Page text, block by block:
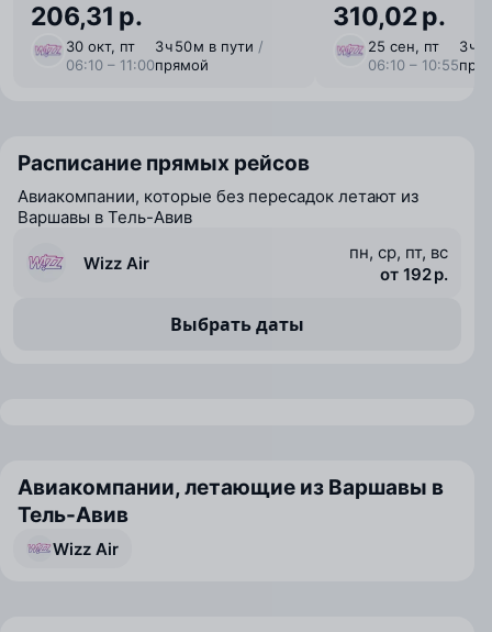
206,31 р.
30 окт, пт
06:10 – 11:00
3 ⁠ч 50 ⁠м в пути /
прямой
310,02 р.
25 сен, пт
06:10 – 10:55
3 ⁠ч
Расписание прямых рейсов
Авиакомпании, которые без пересадок летают из
Варшавы в Тель-Авив
Wizz Air
пн, ср, пт, вс
от 192 р.
Выбрать даты
Авиакомпании, летающие из Варшавы в
Тель-Авив
Wizz Air